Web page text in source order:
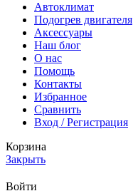
Автоклимат
Подогрев двигателя
Аксессуары
Наш блог
О нас
Помощь
Контакты
Избранное
Сравнить
Вход / Регистрация
Корзина
Закрыть
Войти